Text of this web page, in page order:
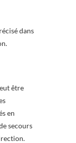
dans
être
en
secours